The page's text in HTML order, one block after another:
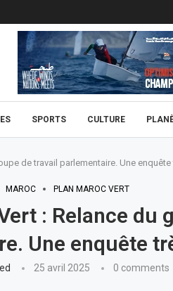
SPORTS CULTURE
de travail parlementaire. Une
MAROC PLAN MAROC VERT
: Relance du
Une enquête
25 avril 2025 0 comments